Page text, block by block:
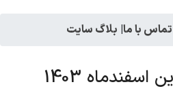
تماس با ما| بلاگ سایت
مقدار سهمیه بنزین اسفندماه 1403